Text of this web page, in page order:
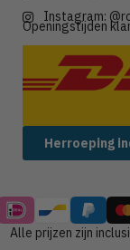
Instagram:
Openingstijden
Wij verzenden
Herroeping
Alle prijzen zijn